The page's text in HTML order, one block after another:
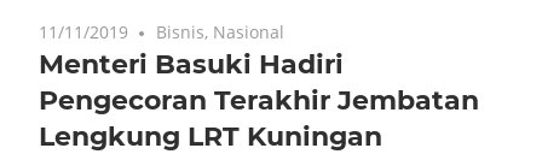
11/11/2019 Bisnis, Nasional
Menteri Basuki Hadiri
Pengecoran Terakhir Jembatan
Lengkung LRT Kuningan